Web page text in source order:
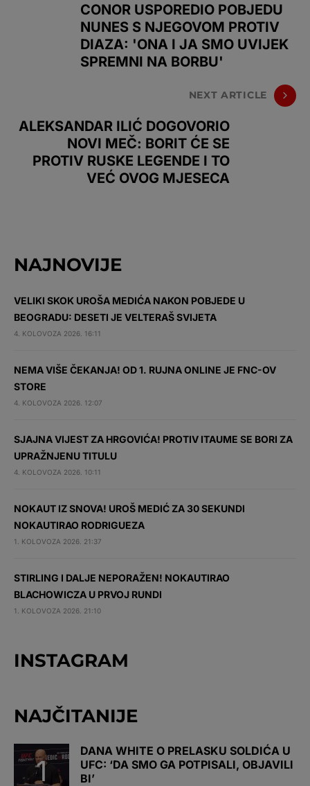
CONOR USPOREDIO POBJEDU
NUNES S NJEGOVOM PROTIV
DIAZA: 'ONA I JA SMO UVIJEK
SPREMNI NA BORBU'
NEXT ARTICLE
ALEKSANDAR ILIĆ DOGOVORIO
NOVI MEČ: BORIT ĆE SE
PROTIV RUSKE LEGENDE I TO
VEĆ OVOG MJESECA
NAJNOVIJE
VELIKI SKOK UROŠA MEDIĆA NAKON POBJEDE U
BEOGRADU: DESETI JE VELTERAŠ SVIJETA
4. KOLOVOZA 2026. 16:11
NEMA VIŠE ČEKANJA! OD 1. RUJNA ONLINE JE FNC-OV
STORE
4. KOLOVOZA 2026. 12:07
SJAJNA VIJEST ZA HRGOVIĆA! PROTIV ITAUME SE BORI ZA
UPRAŽNJENU TITULU
4. KOLOVOZA 2026. 10:11
NOKAUT IZ SNOVA! UROŠ MEDIĆ ZA 30 SEKUNDI
NOKAUTIRAO RODRIGUEZA
1. KOLOVOZA 2026. 21:37
STIRLING I DALJE NEPORAŽEN! NOKAUTIRAO
BLACHOWICZA U PRVOJ RUNDI
1. KOLOVOZA 2026. 21:10
INSTAGRAM
NAJČITANIJE
DANA WHITE O PRELASKU SOLDIĆA U
UFC: ‘DA SMO GA POTPISALI, OBJAVILI
BI’